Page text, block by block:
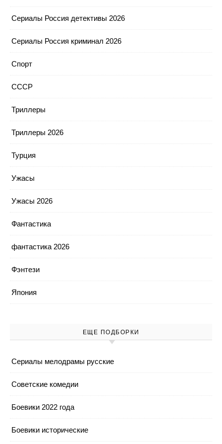
Сериалы Россия детективы 2026
Сериалы Россия криминал 2026
Спорт
СССР
Триллеры
Триллеры 2026
Турция
Ужасы
Ужасы 2026
Фантастика
фантастика 2026
Фэнтези
Япония
ЕЩЕ ПОДБОРКИ
Cериалы мелодрамы русские
Cоветские комедии
Боевики 2022 года
Боевики исторические